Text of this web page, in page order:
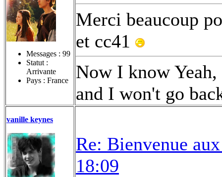
Messages : 99
Statut :
Arrivante
Pays : France
Merci beaucoup
et cc41
Now I know
and I won't go
vanille keynes
Re: Bienvenue
18:09